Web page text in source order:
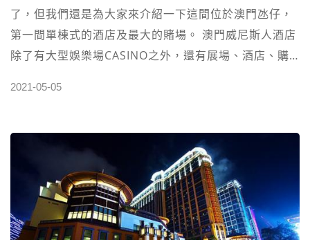
了，但我們還是為大家來介紹一下這間位於澳門氹仔，
第一間單棟式的酒店及最大的賭場。 澳門威尼斯人酒店
除了有大型娛樂場CASINO之外，還有展場、酒店、購
拱橋、小運河及石板路。 澳門威尼斯人提供多種不同房
型的套房供遊客選擇，還有泳池及水療中心可以使用，
另外威尼斯人還有小型的18洞高爾夫球場，可以帶著你
家小寶貝一起享受親子時光。此外威尼斯人也有會議廳
可供企業公司行號聚會使用。 威尼斯人裡的大劇場常常
2021-05-05